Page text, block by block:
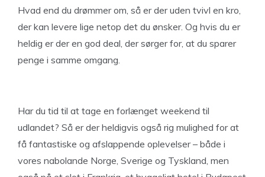
Hvad end du drømmer om, så er der uden tvivl en kro,
der kan levere lige netop det du ønsker. Og hvis du er
heldig er der en god deal, der sørger for, at du sparer
penge i samme omgang.
Har du tid til at tage en forlænget weekend til
udlandet? Så er der heldigvis også rig mulighed for at
få fantastiske og afslappende oplevelser – både i
vores nabolande Norge, Sverige og Tyskland, men